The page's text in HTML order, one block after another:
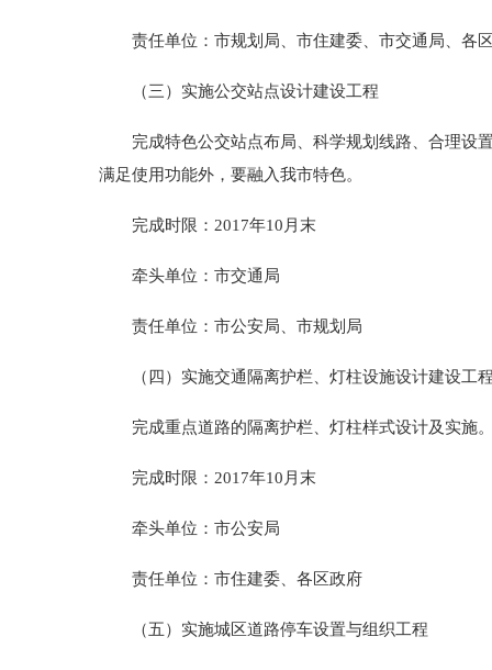
责任单位：市规划局、市住建委、市交通局、各
（三）实施公交站点设计建设工程
完成特色公交站点布局、科学规划线路、合理设置
满足使用功能外，要融入我市特色。
完成时限：2017年10月末
牵头单位：市交通局
责任单位：市公安局、市规划局
（四）实施交通隔离护栏、灯柱设施设计建设工
完成重点道路的隔离护栏、灯柱样式设计及实施
完成时限：2017年10月末
牵头单位：市公安局
责任单位：市住建委、各区政府
（五）实施城区道路停车设置与组织工程